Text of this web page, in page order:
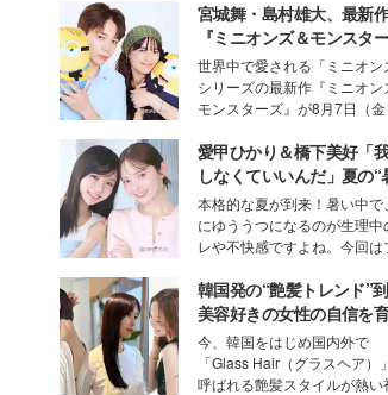
宮城舞・島村雄大、最新
『ミニオンズ＆モンスタ
ズ』の魅力熱弁 ハチャメ
だけじゃない“友情と絆”
動
世界中で愛される「ミニオン
シリーズの最新作『ミニオン
モンスターズ』が8月7日（
ニオン好き”という共通点を持
デルの宮城舞と島村雄大の特
談をお届け！それぞれの視点か
ら、今作ならではの魅力や予
の感動をもたらす奥深いスト
ーについて熱く語り合っても
た。
愛甲ひかり＆橋下美好「
しなくていいんだ」夏の“
対策”の新しい選択肢とは？
本格的な夏が到来！暑い中で
にゆううつになるのが生理中
レや不快感ですよね。今回は
モデル・愛甲ひかりさんと橋
好さんを迎えて本音で女子会
ク。猛暑のお出かけを快適に
すヒントや、2人が感動した夏
生理の新常識にも迫りました
韓国発の“艶髪トレンド”
美容好きの女性の自信を
「ヘアケア事情」って？
今、韓国をはじめ国内外で
「Glass Hair（グラスヘア）
呼ばれる艶髪スタイルが熱い